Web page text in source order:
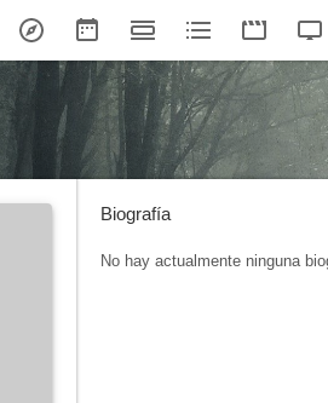
Biografía
No hay actualmente ninguna